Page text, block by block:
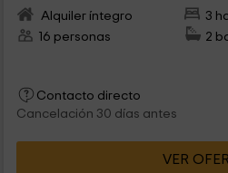
Alquiler íntegro
3
16 personas
2
Contacto directo
Cancelación 30 días antes
VER